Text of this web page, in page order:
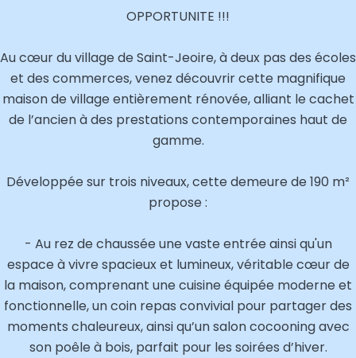
OPPORTUNITE !!!
Au cœur du village de Saint-Jeoire, à deux pas des écoles
et des commerces, venez découvrir cette magnifique
maison de village entièrement rénovée, alliant le cachet
de l’ancien à des prestations contemporaines haut de
gamme.
Développée sur trois niveaux, cette demeure de 190 m²
propose :
- Au rez de chaussée une vaste entrée ainsi qu'un
espace à vivre spacieux et lumineux, véritable cœur de
la maison, comprenant une cuisine équipée moderne et
fonctionnelle, un coin repas convivial pour partager des
moments chaleureux, ainsi qu’un salon cocooning avec
son poêle à bois, parfait pour les soirées d’hiver.